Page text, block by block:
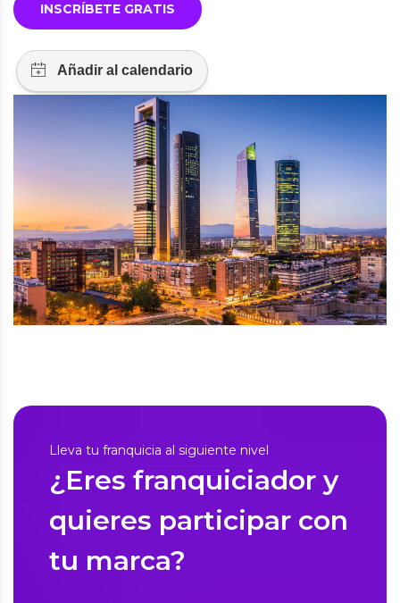
INSCRÍBETE GRATIS
Lleva tu franquicia al siguiente nivel
¿Eres franquiciador y
quieres participar con
tu marca?